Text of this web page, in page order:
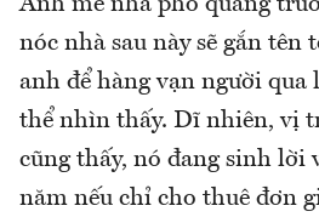
Anh mê nhà phố quảng
nóc nhà sau này sẽ gắn tên
anh để hàng vạn người qua
thể nhìn thấy. Dĩ nhiên, vị
cũng thấy, nó đang sinh lời
năm nếu chỉ cho thuê đơn